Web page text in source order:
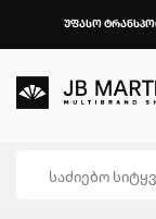
უფასო